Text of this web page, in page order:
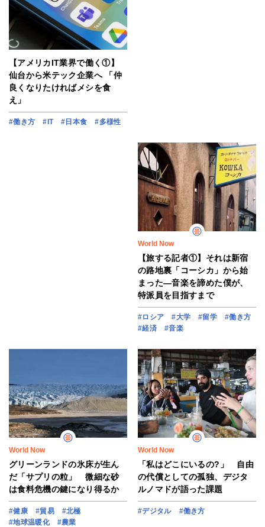
【アメリカIT業界で働く①】
仙台から米テック企業へ 「仲
良くなりたければメシを食
え」
#働き方 #IT #日本食 #多様性
World Now
【旅する記者①】それは新宿
の路地裏「コーシカ」から始
まった―音楽を諦めた僕が、
特派員を目指すまで
#ロシア #大学 #留学
#働き方
#経済
#音楽
World Now
グリーンランドの氷床が生ん
だ「サプリの粒」 微細な砂
は食料危機の鍵になり得るか
#健康 #貿易
#北極
#地球温暖化
#農業
World Now
「私はどこにいるの?」 自由
の代償としての孤独、デジタ
ルノマドが語った課題
#デジタル #働き方